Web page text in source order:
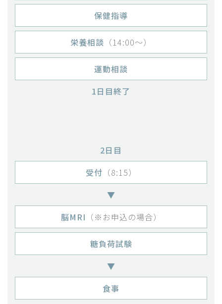
保健指導
栄養相談 （14:00〜）
運動相談
1日目終了
2日目
受付 （8:15）
▼
脳MRI （※お申込の場合）
糖負荷試験
▼
食事